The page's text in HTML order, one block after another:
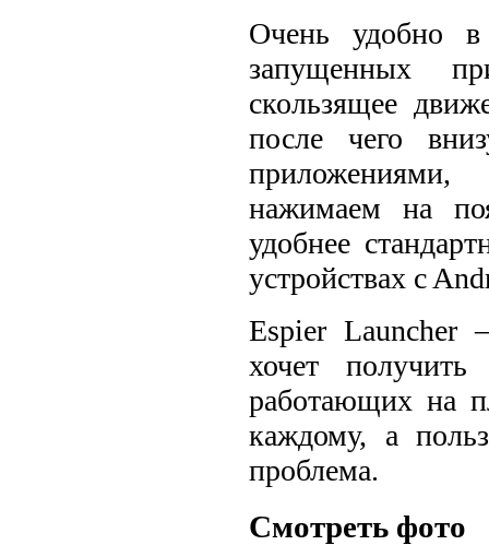
Очень удобно в
запущенных
скользящее
после чего
нажимаем на
удобнее
устройствах c
Espier Launcher
хочет
работающих на
каждому, а
проблема.
Смотреть фото